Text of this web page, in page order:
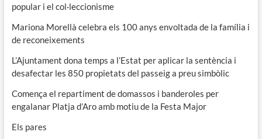
popular i el col·leccionisme
Mariona Morellà celebra els 100 anys envoltada de la família i
de reconeixements
L’Ajuntament dona temps a l’Estat per aplicar la sentència i
desafectar les 850 propietats del passeig a preu simbòlic
Comença el repartiment de domassos i banderoles per
engalanar Platja d’Aro amb motiu de la Festa Major
Els pares